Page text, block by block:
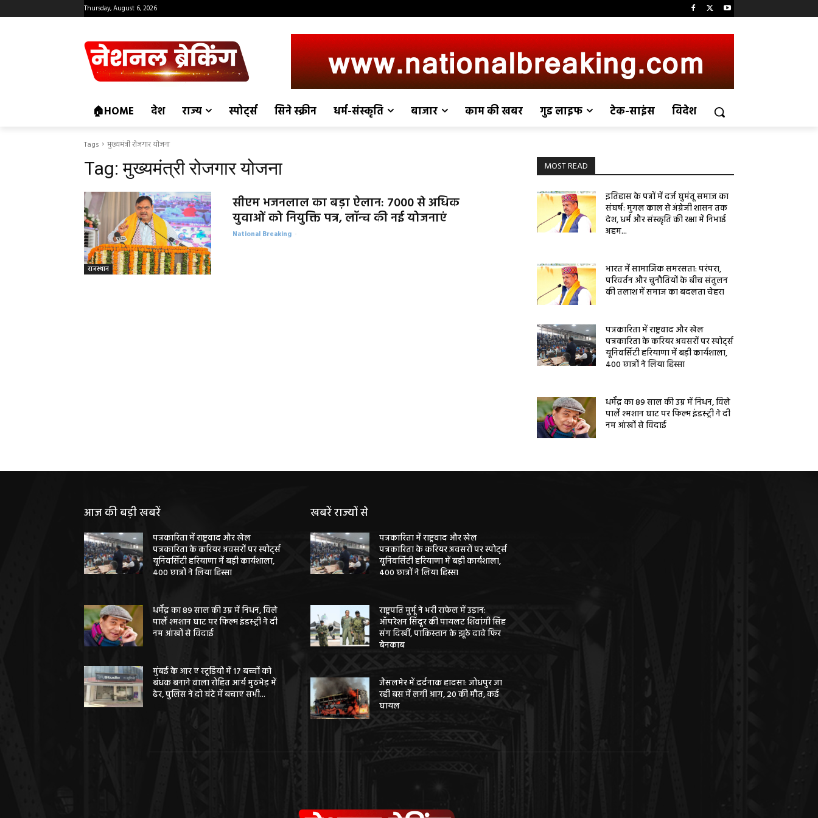
Thursday, August 6, 2026
🏠HOME देश राज्य स्पोर्ट्स सिने स्क्रीन धर्म-संस्कृति बाजार काम की खबर गुड लाइफ टेक-साइंस विदेश
Tags मुख्यमंत्री रोजगार योजना
Tag:मुख्यमंत्री रोजगार योजना
राजस्थान
सीएम भजनलाल का बड़ा ऐलान: 7000 से अधिक
युवाओं को नियुक्ति पत्र, लॉन्च की नई योजनाएं
National Breaking -
MOST READ
इतिहास के पन्नों में दर्ज घुमंतू समाज का
संघर्ष: मुगल काल से अंग्रेजी शासन तक
देश, धर्म और संस्कृति की रक्षा में निभाई
अहम...
भारत में सामाजिक समरसता: परंपरा,
परिवर्तन और चुनौतियों के बीच संतुलन
की तलाश में समाज का बदलता चेहरा
पत्रकारिता में राष्ट्रवाद और खेल
पत्रकारिता के करियर अवसरों पर स्पोर्ट्स
यूनिवर्सिटी हरियाणा में बड़ी कार्यशाला,
400 छात्रों ने लिया हिस्सा
धर्मेंद्र का 89 साल की उम्र में निधन, विले
पार्ले श्मशान घाट पर फिल्म इंडस्ट्री ने दी
नम आंखों से विदाई
आज की बड़ी खबरें
पत्रकारिता में राष्ट्रवाद और खेल
पत्रकारिता के करियर अवसरों पर स्पोर्ट्स
यूनिवर्सिटी हरियाणा में बड़ी कार्यशाला,
400 छात्रों ने लिया हिस्सा
धर्मेंद्र का 89 साल की उम्र में निधन, विले
पार्ले श्मशान घाट पर फिल्म इंडस्ट्री ने दी
नम आंखों से विदाई
मुंबई के आर ए स्टूडियो में 17 बच्चों को
बंधक बनाने वाला रोहित आर्य मुठभेड़ में
ढेर, पुलिस ने दो घंटे में बचाए सभी...
खबरें राज्यों से
पत्रकारिता में राष्ट्रवाद और खेल
पत्रकारिता के करियर अवसरों पर स्पोर्ट्स
यूनिवर्सिटी हरियाणा में बड़ी कार्यशाला,
400 छात्रों ने लिया हिस्सा
राष्ट्रपति मुर्मू ने भरी राफेल में उड़ान:
ऑपरेशन सिंदूर की पायलट शिवांगी सिंह
संग दिखीं, पाकिस्तान के झूठे दावे फिर
बेनकाब
जैसलमेर में दर्दनाक हादसा: जोधपुर जा
रही बस में लगी आग, 20 की मौत, कई
घायल